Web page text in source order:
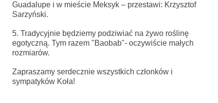
Guadalupe i w mieście Meksyk – przestawi: Krzysztof
Sarzyński.
5. Tradycyjnie będziemy podziwiać na żywo roślinę
egotyczną. Tym razem "Baobab"- oczywiście małych
rozmiarów.
Zapraszamy serdecznie wszystkich członków i
sympatyków Koła!